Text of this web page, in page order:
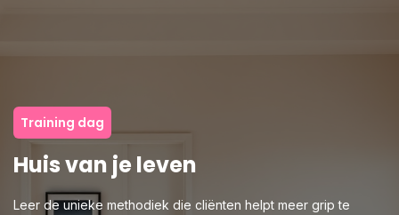
Training dag
Huis van je leven
Leer de unieke methodiek die cliënten helpt meer grip te